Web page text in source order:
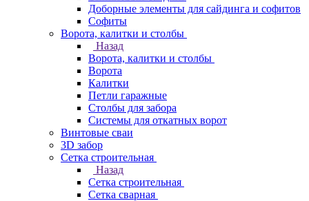
Доборные элементы для сайдинга и софитов
Софиты
Ворота, калитки и столбы
Назад
Ворота, калитки и столбы
Ворота
Калитки
Петли гаражные
Столбы для забора
Системы для откатных ворот
Винтовые сваи
3D забор
Сетка строительная
Назад
Сетка строительная
Сетка сварная